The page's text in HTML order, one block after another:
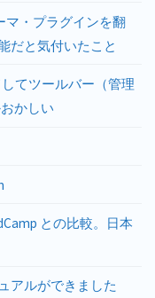
マ・プラグインを翻
だと気付いたこと
てツールバー（管理
かしい
との比較。日本
アルができました